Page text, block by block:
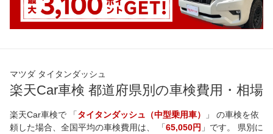
マツダ タイタンダッシュ
楽天Car車検 都道府県別の車検費用・相場
楽天Car車検で 「タイタンダッシュ（中型乗用車）
」 の車検を依
頼した場合、全国平均の車検費用は、 「65,050円 」です。 県別に